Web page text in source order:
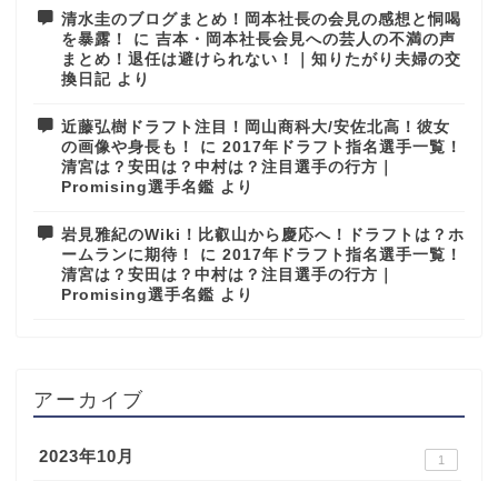
清水圭のブログまとめ！岡本社長の会見の感想と恫喝
を暴露！
に 吉本・岡本社長会見への芸人の不満の声
まとめ！退任は避けられない！｜知りたがり夫婦の交
換日記 より
近藤弘樹ドラフト注目！岡山商科大/安佐北高！彼女
の画像や身長も！
に 2017年ドラフト指名選手一覧！
清宮は？安田は？中村は？注目選手の行方｜
Promising選手名鑑 より
岩見雅紀のWiki！比叡山から慶応へ！ドラフトは？ホ
ームランに期待！
に 2017年ドラフト指名選手一覧！
清宮は？安田は？中村は？注目選手の行方｜
Promising選手名鑑 より
アーカイブ
2023年10月 1